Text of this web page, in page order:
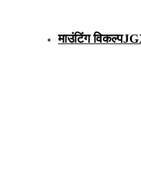
माउंटिंग विकल्प